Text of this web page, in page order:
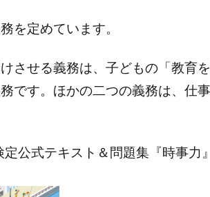
を定めています。
させる義務は、子どもの「教育
です。ほかの二つの義務は、仕
公式テキスト＆問題集『時事力